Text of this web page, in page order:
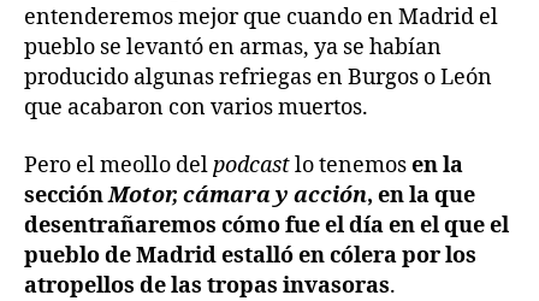
entenderemos mejor que cuando en Madrid el
pueblo se levantó en armas, ya se habían
producido algunas refriegas en Burgos o León
que acabaron con varios muertos.
Pero el meollo delpodcastlo tenemosen la
secciónMotor, cámara y acción, en la que
desentrañaremos cómo fue el día en el que el
pueblo de Madrid estalló en cólera por los
atropellos de las tropas invasoras.